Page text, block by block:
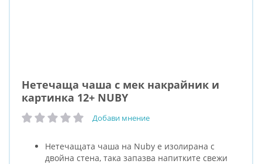
Нетечаща чаша с мек накрайник и
картинка 12+ NUBY
рейтинг: Добави мнение
Нетечащата чаша на Nuby е изолирана с
двойна стена, така запазва напитките свежи